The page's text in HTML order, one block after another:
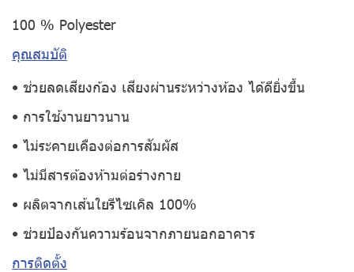
100 % Polyester
คุณสมบัติ
• ช่วยลดเสียงก้อง เสียงผ่านระหว่างห้อง ได้ดียิ่งขึ้น
• การใช้งานยาวนาน
• ไม่ระคายเคืองต่อการสัมผัส
• ไม่มีสารต้องห้ามต่อร่างกาย
• ผลิตจากเส้นใยรีไซเคิล 100%
• ช่วยป้องกันความร้อนจากภายนอกอาคาร
การติดตั้ง